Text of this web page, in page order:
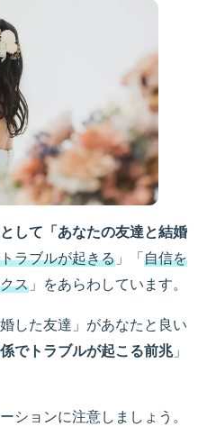
して「あなたの友達と結婚
ラブルが起きる 」「自信を
ス 」をあらわしています。
した友達」があなたと良い
でトラブルが起こる前兆」
ションに注意しましょう。